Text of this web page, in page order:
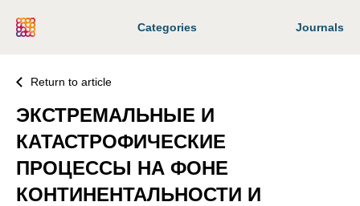
Categories Journals
Return to article
ЭКСТРЕМАЛЬНЫЕ И
КАТАСТРОФИЧЕСКИЕ
ПРОЦЕССЫ НА ФОНЕ
КОНТИНЕНТАЛЬНОСТИ И